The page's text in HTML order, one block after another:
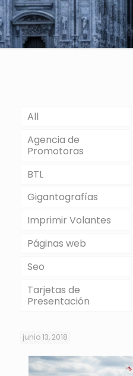
All
Agencia de
Promotoras
BTL
Gigantografías
Imprimir Volantes
Páginas web
Seo
Tarjetas de
Presentación
junio 13, 2018